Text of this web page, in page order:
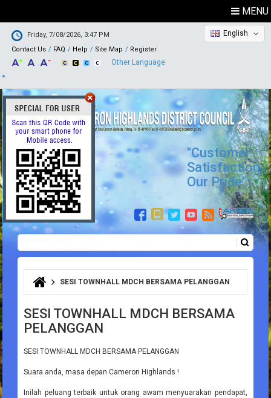
MENU
Friday, 7/08/2026, 3:47 PM
Contact Us
FAQ Help Site Map Register
English
Other Language
"Customer
Satisfaction,
Our Pride"
Search form
You are here
SESI TOWNHALL MDCH BERSAMA PELANGGAN
SESI TOWNHALL MDCH BERSAMA
PELANGGAN
SESI TOWNHALL MDCH BERSAMA PELANGGAN
Suara anda, masa depan Cameron Highlands !
Inilah peluang terbaik untuk orang awam menyuarakan pendapat,